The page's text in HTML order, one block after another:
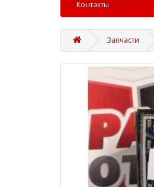
Контакты
Запчасти